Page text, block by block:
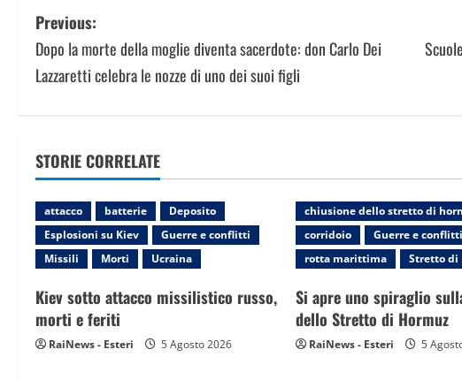
P
o
n
a
v
i
g
a
Previous:
Dopo la morte della moglie diventa sacerdote: don Carlo Dei
Lazzaretti celebra le nozze di uno dei suoi figli
STORIE CORRELATE
attacco batterie
Deposito
Esplosioni su Kiev
Guerre e conflitti
Missili
Morti Ucraina
Kiev sotto attacco missilistico russo,
morti e feriti
RaiNews - Esteri 5 Agosto 2026
chiusione dello stretto di
corridoio
Guerre e conflitti
rotta marittima
Stretto di
Si apre uno spiraglio
dello Stretto di Hormuz
RaiNews - Esteri 5